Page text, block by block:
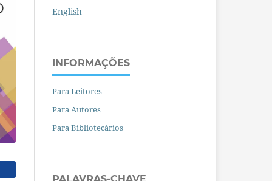
English
INFORMAÇÕES
Para Leitores
Para Autores
Para Bibliotecários